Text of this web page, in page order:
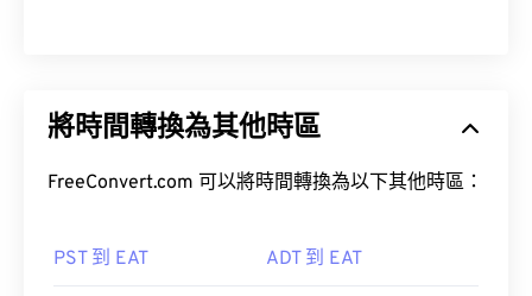
將時間轉換為其他時區
FreeConvert.com 可以將時間轉換為以下其他時區：
PST 到 EAT ADT 到 EAT